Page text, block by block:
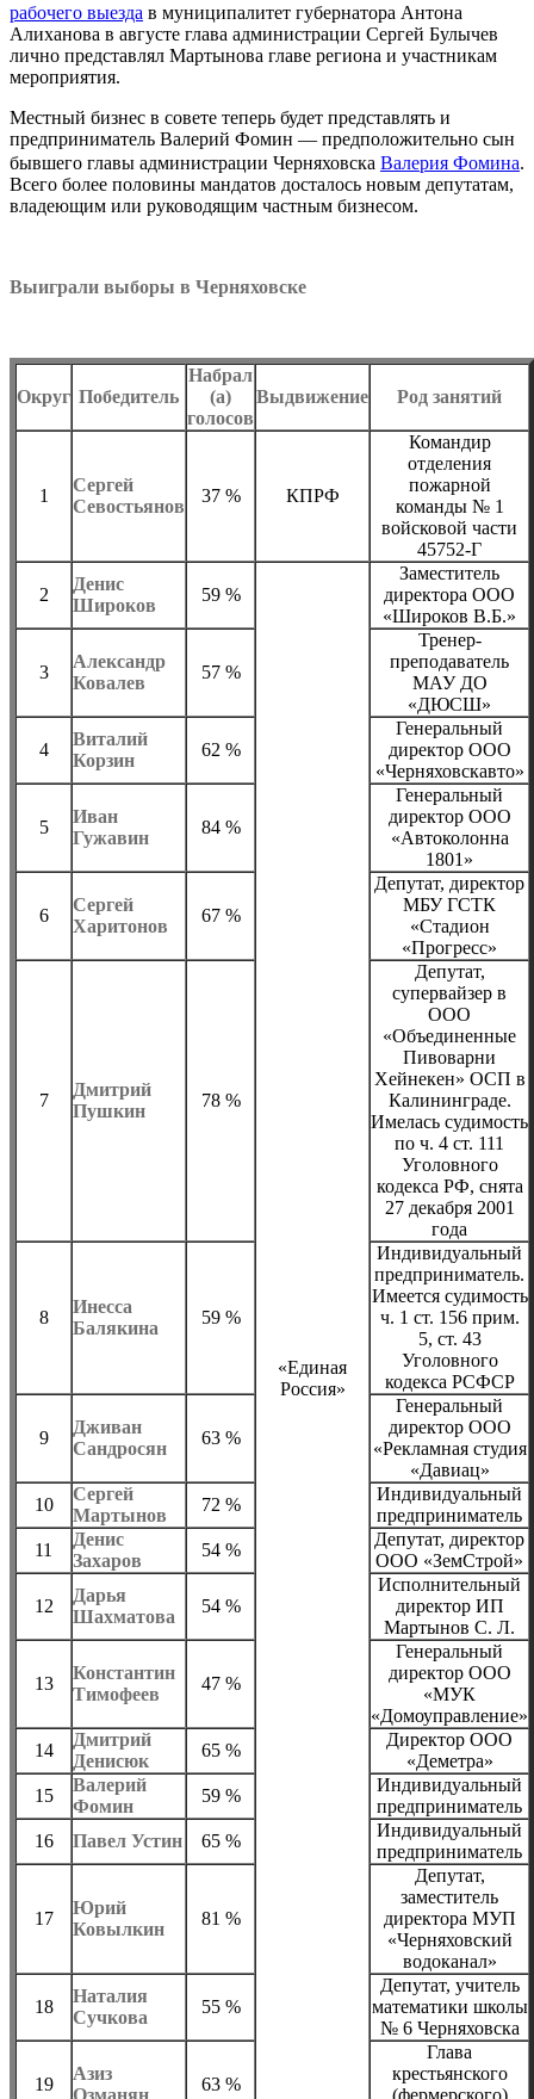
рабочего выезда в муниципалитет губернатора Антона
Алиханова в августе глава администрации Сергей Булычев
лично представлял Мартынова главе региона и участникам
мероприятия.
Местный бизнес в совете теперь будет представлять и
предприниматель Валерий Фомин — предположительно сын
бывшего главы администрации Черняховска Валерия Фомина.
Всего более половины мандатов досталось новым депутатам,
владеющим или руководящим частным бизнесом.
Выиграли выборы в Черняховске
Округ Победитель
Набрал
(а)
голосов
Выдвижение Род занятий
1
Сергей
Севостьянов
37 % КПРФ
Командир
отделения
пожарной
команды № 1
войсковой части
45752-Г
2
Денис
Широков
59 %
«Единая
Россия»
Заместитель
директора ООО
«Широков В.Б.»
3
Александр
Ковалев
57 %
Тренер-
преподаватель
МАУ ДО
«ДЮСШ»
4
Виталий
Корзин
62 %
Генеральный
директор ООО
«Черняховскавто»
5
Иван
Гужавин
84 %
Генеральный
директор ООО
«Автоколонна
1801»
6
Сергей
Харитонов
67 %
Депутат, директор
МБУ ГСТК
«Стадион
«Прогресс»
7
Дмитрий
Пушкин
78 %
Депутат,
супервайзер в
ООО
«Объединенные
Пивоварни
Хейнекен» ОСП в
Калининграде.
Имелась судимость
по ч. 4 ст. 111
Уголовного
кодекса РФ, снята
27 декабря 2001
года
8
Инесса
Балякина
59 %
Индивидуальный
предприниматель.
Имеется судимость
ч. 1 ст. 156 прим.
5, ст. 43
Уголовного
кодекса РСФСР
9
Дживан
Сандросян
63 %
Генеральный
директор ООО
«Рекламная студия
«Давиац»
10
Сергей
Мартынов
72 %
Индивидуальный
предприниматель
11
Денис
Захаров
54 %
Депутат, директор
ООО «ЗемСтрой»
12
Дарья
Шахматова
54 %
Исполнительный
директор ИП
Мартынов С. Л.
13
Константин
Тимофеев
47 %
Генеральный
директор ООО
«МУК
«Домоуправление»
14
Дмитрий
Денисюк
65 %
Директор ООО
«Деметра»
15
Валерий
Фомин
59 %
Индивидуальный
предприниматель
16
Павел Устин 65 %
Индивидуальный
предприниматель
17
Юрий
Ковылкин
81 %
Депутат,
заместитель
директора МУП
«Черняховский
водоканал»
18
Наталия
Сучкова
55 %
Депутат, учитель
математики школы
№ 6 Черняховска
19
Азиз
Озманян
63 %
Глава
крестьянского
(фермерского)